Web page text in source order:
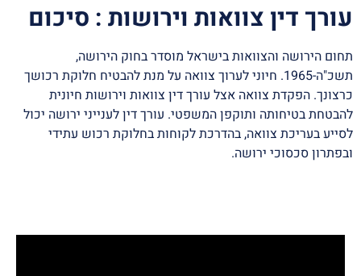
עורך דין צוואות וירושות : סיכום
תחום הירושה והצוואות בישראל מוסדר בחוק הירושה,
תשכ"ה-1965. חיוני לערוך צוואה על מנת להבטיח חלוקת רכושך
כרצונך. הפקדת צוואה אצל עורך דין צוואות וירושות חיונית
להבטחת בטיחותה ותוקפן המשפטי. עורך דין לענייני ירושה יכול
לסייע בעריכת צוואה, בהדרכת לקוחות בחלוקת רכוש עתידי
ובפתרון סכסוכי ירושה.